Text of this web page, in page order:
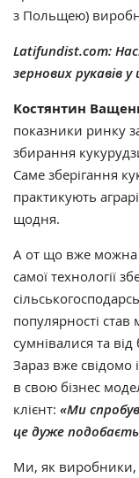
з Польщею)
Latifundist.com:
зернових рукавів у
Костянтин
показники ринку
збирання
Саме зберігання
практикують
щодня.
А от що вже можна
самої технології
популярності став
сумнівалися та
Зараз вже свідомо
в свою бізнес
клієнт: «Ми
це дуже
Ми, як виробники,